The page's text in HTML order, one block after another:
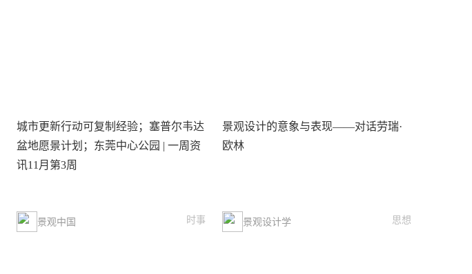
城市更新行动可复制经验；塞普尔韦达
盆地愿景计划；东莞中心公园 | 一周资
讯11月第3周
景观中国 时事
景观设计的意象与表现——对话劳瑞·
欧林
景观设计学 思想